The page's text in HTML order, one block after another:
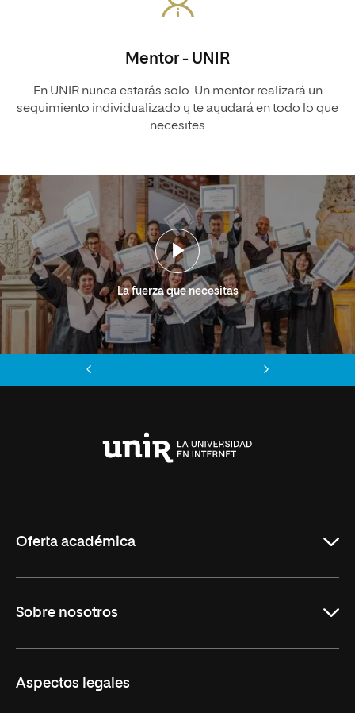
Mentor - UNIR
En UNIR nunca estarás solo. Un mentor realizará un
seguimiento individualizado y te ayudará en todo lo que
necesites
La fuerza que necesitas
Oferta académica
Másteres Oficiales
Doctorados
Sobre nosotros
Facultades
Aspectos legales